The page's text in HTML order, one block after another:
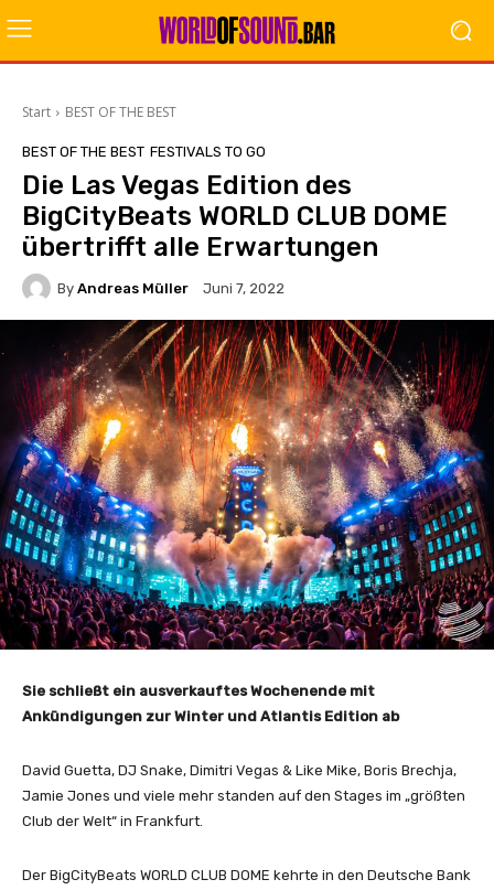
Start BEST OF THE BEST
BEST OF THE BEST FESTIVALS TO GO
Die Las Vegas Edition des
BigCityBeats WORLD CLUB DOME
übertrifft alle Erwartungen
By Andreas Müller Juni 7, 2022
Sie schließt ein ausverkauftes Wochenende mit
Ankündigungen zur Winter und Atlantis Edition ab
David Guetta, DJ Snake, Dimitri Vegas & Like Mike, Boris Brechja,
Jamie Jones und viele mehr standen auf den Stages im „größten
Club der Welt“ in Frankfurt.
Der BigCityBeats WORLD CLUB DOME kehrte in den Deutsche Bank